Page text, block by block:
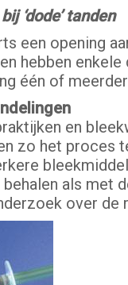
‘dode’ tanden
een opening
hebben
één of
en
zo het proces
als met
over